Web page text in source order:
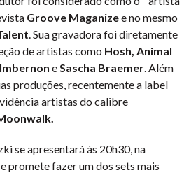
Groove Maganizee no mesmo
. Sua gravadora foi diretamente
de artistas como Hosh, Animal
eSascha Braemer. Além
produções, recentemente a label
artistas do calibre
se apresentará às 20h30, na
e promete fazer um dos sets mais